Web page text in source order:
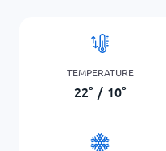
TEMPERATURE
22° / 10°